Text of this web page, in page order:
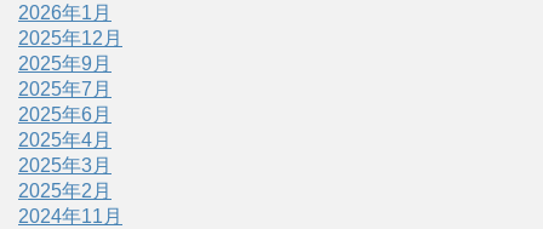
2026年1月
2025年12月
2025年9月
2025年7月
2025年6月
2025年4月
2025年3月
2025年2月
2024年11月